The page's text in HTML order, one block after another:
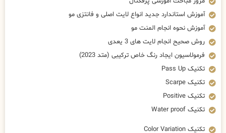
آموزش استاندارد جدید انواع لایت اصلی و فانتزی مو
آموزش نحوه انجام المنت مو
روش صحیح انجام لایت های 3 یعدی
فرمولاسیون ایجاد رنگ خاص ترکیبی (متد 2023)
تکنیک Pass Up
تکنیک Scarpe
تکنیک Positive
تکنیک Water proof
تکنیک Color Variation